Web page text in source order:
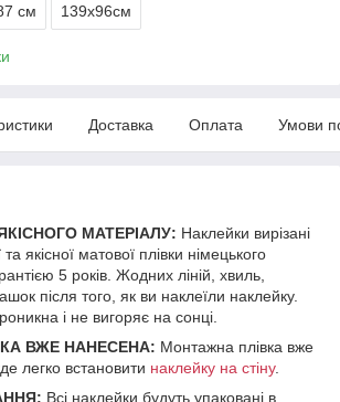
см 139x96см
Доставка Оплата Умови
МАТЕРІАЛУ: Наклейки вирізані
та якісної матової плівки німецького
5 років. Жодних ліній, хвиль,
після того, як ви наклеїли наклейку.
і не вигоряє на сонці.
ВЖЕ НАНЕСЕНА: Монтажна плівка вже
легко встановити наклейку на стіну.
Всі наклейки будуть упаковані в